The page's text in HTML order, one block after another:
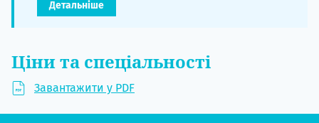
Детальніше
Ціни та спеціальності
Завантажити у PDF